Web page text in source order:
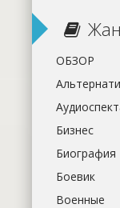
ОБЗОР
Бизнес
Биография
Боевик
Военные